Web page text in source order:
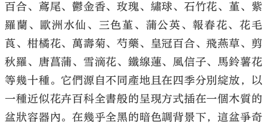
百合、鳶尾、鬱金香、玫瑰、繡球、石竹花、堇、紫
羅蘭、歐洲水仙、三色堇、蒲公英、報春花、花毛
莨、柑橘花、萬壽菊、芍藥、皇冠百合、飛燕草、剪
秋羅、唐菖蒲、雪滴花、鐵線蓮、風信子、馬鈴薯花
等幾十種。它們源自不同產地且在四季分別綻放，以
一種近似花卉百科全書般的呈現方式插在一個木質的
盆狀容器內。在幾乎全黑的暗色調背景下，這盆爭奇